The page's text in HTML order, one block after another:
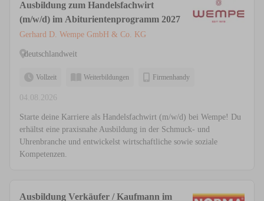
Ausbildung zum Handelsfachwirt
(m/w/d) im Abiturientenprogramm 2027
Gerhard D. Wempe GmbH & Co. KG
deutschlandweit
Vollzeit Weiterbildungen Firmenhandy
04.08.2026
Starte deine Karriere als Handelsfachwirt (m/w/d) bei Wempe! Du
erhältst eine praxisnahe Ausbildung in der Schmuck- und
Uhrenbranche und entwickelst wirtschaftliche sowie soziale
Kompetenzen.
Ausbildung Verkäufer / Kaufmann im